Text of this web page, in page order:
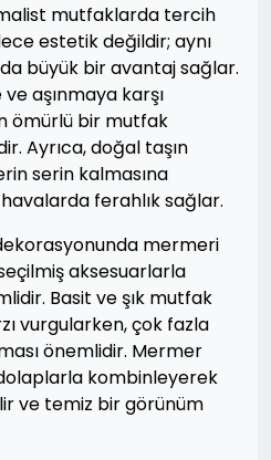
mutfaklarda tercih
estetik değildir; aynı
da büyük bir avantaj sağlar.
aşınmaya karşı
ömürlü bir mutfak
Ayrıca, doğal taşın
serin kalmasına
ferahlık sağlar.
mermeri
aksesuarlarla
Basit ve şık mutfak
vurgularken, çok fazla
önemlidir. Mermer
kombinleyerek
ve temiz bir görünüm